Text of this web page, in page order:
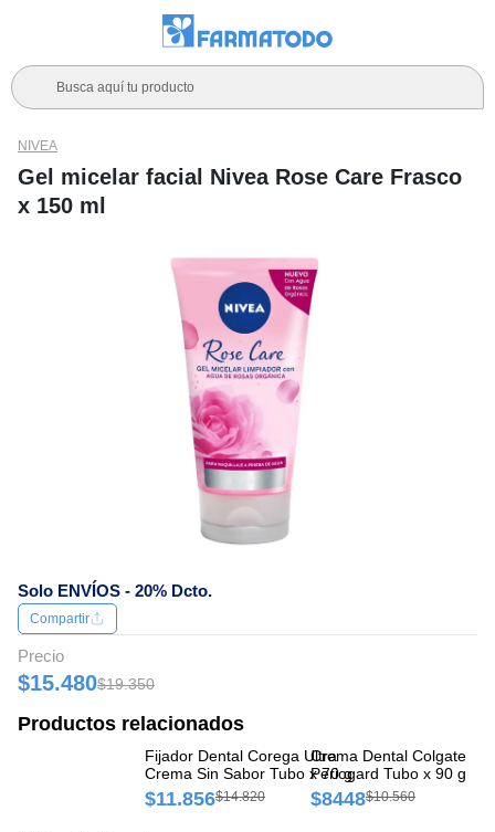
Busca aquí tu producto
Solo ENVÍOS - 20% Dcto.
NIVEA
Gel micelar facial Nivea Rose Care Frasco
x 150 ml
Compartir
Precio
$15.480$19.350
Productos relacionados
Fijador Dental Corega Ultra
Crema Sin Sabor Tubo x 70 g
$11.856$14.820
Crema Dental Colgate
Periogard Tubo x 90 g
$8448$10.560